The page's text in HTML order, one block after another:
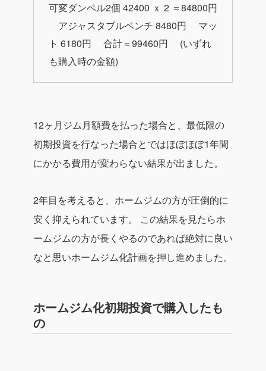
可変ダンベル2個 42400 ｘ 2 ＝84800円
アジャスタブルベンチ 8480円 マッ
ト 6180円 合計＝99460円 (いずれ
も購入時の金額)
12ヶ月ジム月額費を払った場合と、最低限の
初期投資を行なった場合とではほぼほぼ1年間
にかかる費用が変わらない結果が出ました。
2年目を考えると、ホームジムの方が圧倒的に
安く抑えられています。
この結果を見たらホ
ームジムの方が長くやるのであれば絶対に良い
なと思いホームジム化計画を押し進めました。
ホームジム化初期投資で購入したも
の